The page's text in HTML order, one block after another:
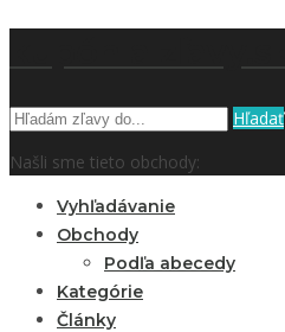
Hľadať
Našli sme tieto obchody:
Vyhľadávanie
Obchody
Podľa abecedy
Kategórie
Články